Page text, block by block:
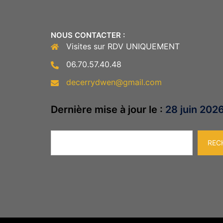
NOUS CONTACTER :
Visites sur RDV UNIQUEMENT
06.70.57.40.48
decerrydwen@gmail.com
Dernière mise à jour le : 28 juin